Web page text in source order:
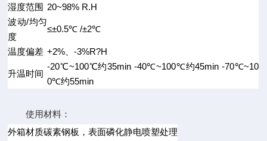
湿度范围 20~98% R.H
波动/均匀
度
≤±0.5℃ /±2℃
温度偏差 +2%、-3%R?H
升温时间
-20℃~100℃约35min -40℃~100℃约45min -70℃~10
0℃约55min
使用材料：
外箱材质碳素钢板，表面磷化静电喷塑处理